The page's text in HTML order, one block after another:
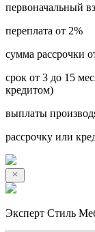
первоначальный
переплата от 2%
сумма рассрочки
срок от 3 до 15
кредитом)
выплаты
рассрочку или
Эксперт Стиль